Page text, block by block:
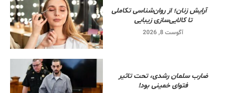
آرایش زنان؛ از روان‌شناسی تکاملی
تا کالایی‌سازی زیبایی
آگوست 8, 2026
ضارب سلمان رشدی، تحت تاثیر
فتوای خمینی بود!